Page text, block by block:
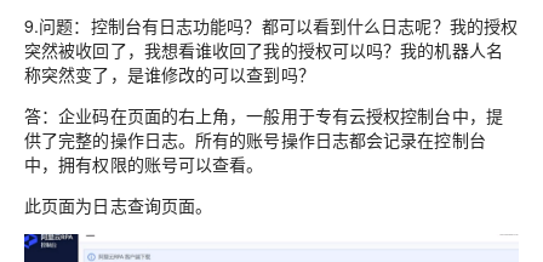
9.问题：控制台有日志功能吗？都可以看到什么日志呢？我的授权
突然被收回了，我想看谁收回了我的授权可以吗？我的机器人名
称突然变了，是谁修改的可以查到吗？
答：企业码在页面的右上角，一般用于专有云授权控制台中，提
供了完整的操作日志。所有的账号操作日志都会记录在控制台
中，拥有权限的账号可以查看。
此页面为日志查询页面。